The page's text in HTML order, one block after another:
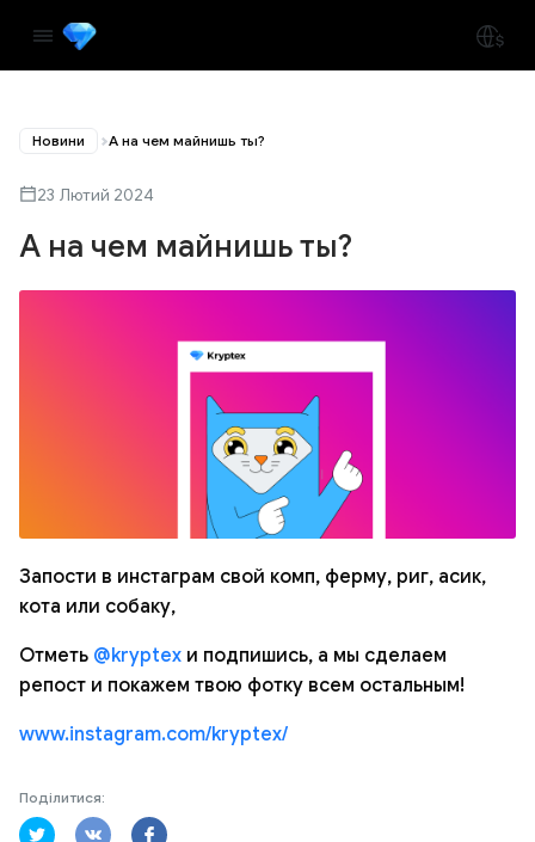
Новини А на чем майнишь ты?
23 Лютий 2024
А на чем майнишь ты?
Запости в инстаграм свой комп, ферму, риг, асик,
кота или собаку,
Отметь @kryptex и подпишись, а мы сделаем
репост и покажем твою фотку всем остальным!
www.instagram.com/kryptex/
Поділитися: